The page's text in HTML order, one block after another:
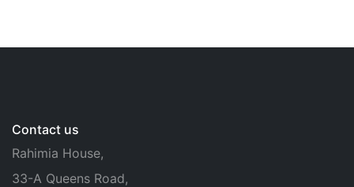
Contact us
Rahimia House,
33-A Queens Road,